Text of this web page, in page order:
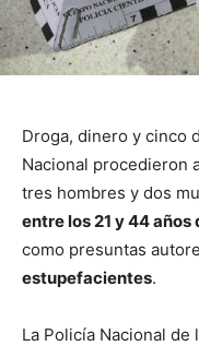
Droga, dinero y cinco
Nacional procedieron
tres hombres y dos
entre los 21 y 44 años
como presuntas
estupefacientes.
La Policía Nacional de